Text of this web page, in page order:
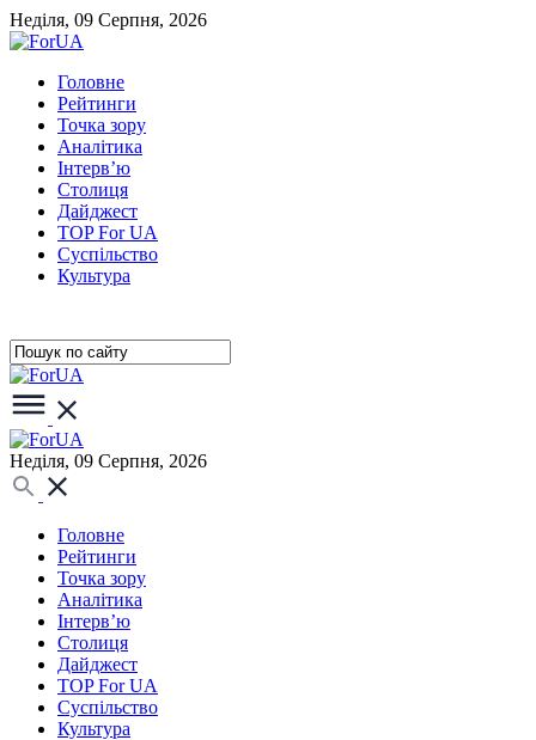
Неділя, 09 Серпня, 2026
Головне
Рейтинги
Точка зору
Аналітика
Інтерв’ю
Столиця
Дайджест
TOP For UA
Суспiльство
Культура
Неділя, 09 Серпня, 2026
Головне
Рейтинги
Точка зору
Аналітика
Інтерв’ю
Столиця
Дайджест
TOP For UA
Суспiльство
Культура